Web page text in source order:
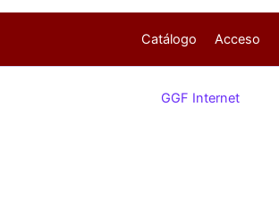
Catálogo Acceso
GGF Internet